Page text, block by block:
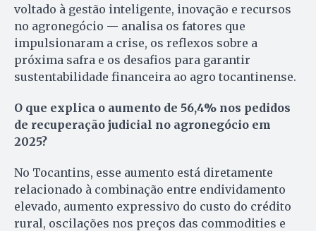
voltado à gestão inteligente, inovação e recursos
no agronegócio — analisa os fatores que
impulsionaram a crise, os reflexos sobre a
próxima safra e os desafios para garantir
sustentabilidade financeira ao agro tocantinense.
O que explica o aumento de 56,4% nos pedidos
de recuperação judicial no agronegócio em
2025?
No Tocantins, esse aumento está diretamente
relacionado à combinação entre endividamento
elevado, aumento expressivo do custo do crédito
rural, oscilações nos preços das commodities e